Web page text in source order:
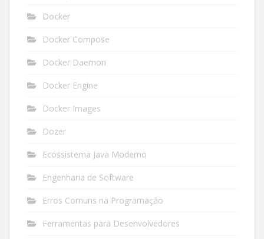
Docker
Docker Compose
Docker Daemon
Docker Engine
Docker Images
Dozer
Ecossistema Java Moderno
Engenharia de Software
Erros Comuns na Programação
Ferramentas para Desenvolvedores